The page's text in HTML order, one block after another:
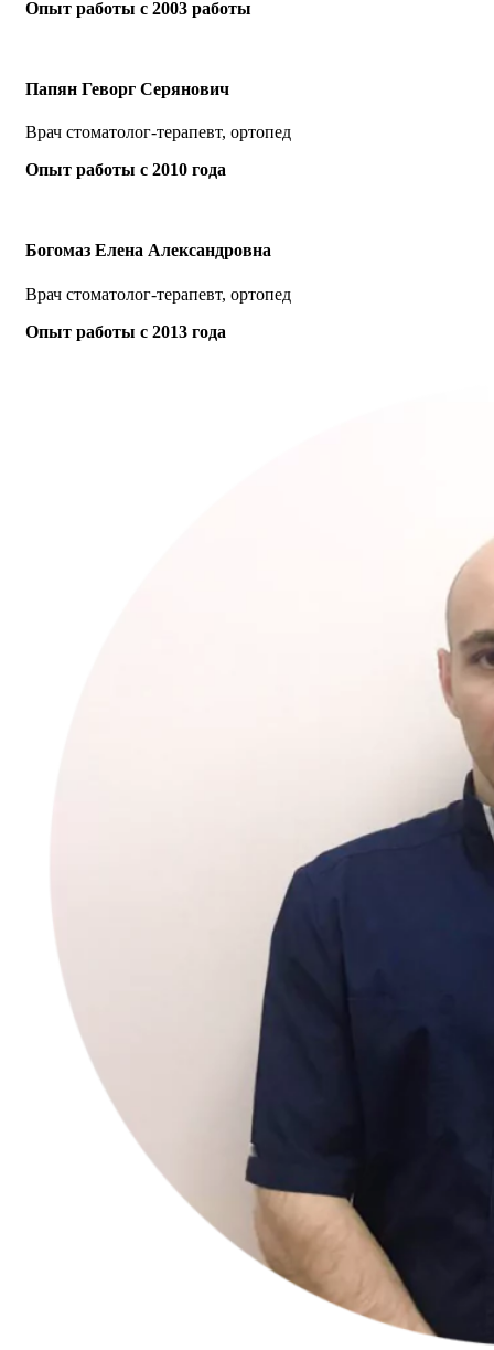
Опыт работы с 2003 работы
Папян Геворг Серянович
Врач стоматолог-терапевт, ортопед
Опыт работы с 2010 года
Богомаз Елена Александровна
Врач стоматолог-терапевт, ортопед
Опыт работы с 2013 года